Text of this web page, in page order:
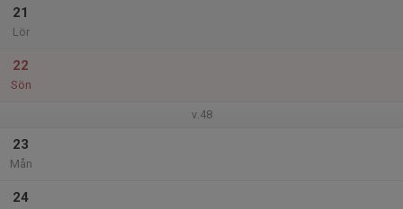
21
Lör
22
Sön
v.48
23
Mån
24